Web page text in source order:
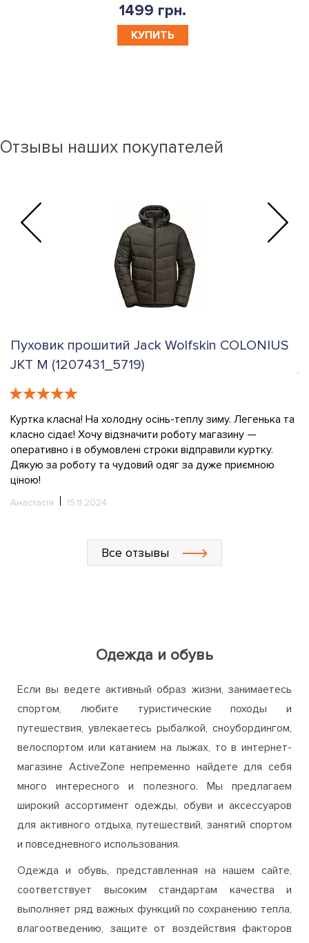
1499 грн.
КУПИТЬ
Отзывы наших покупателей
Пуховик прошитий Jack Wolfskin COLONIUS
JKT M (1207431_5719)
Куртка класна! На холодну осінь-теплу зиму. Легенька та
класно сідає! Хочу відзначити роботу магазину —
оперативно і в обумовлені строки відправили куртку.
Дякую за роботу та чудовий одяг за дуже приємною
ціною!
Анастасія 15.11.2024
Все отзывы
Одежда и обувь
Если вы ведете активный образ жизни, занимаетесь
спортом, любите туристические походы и
путешествия, увлекаетесь рыбалкой, сноубордингом,
велоспортом или катанием на лыжах, то в интернет-
магазине ActiveZone непременно найдете для себя
много интересного и полезного. Мы предлагаем
широкий ассортимент одежды, обуви и аксессуаров
для активного отдыха, путешествий, занятий спортом
и повседневного использования.
Одежда и обувь, представленная на нашем сайте,
соответствует высоким стандартам качества и
выполняет ряд важных функций по сохранению тепла,
влагоотведению, защите от воздействия факторов